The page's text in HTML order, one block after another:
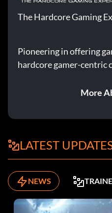
The Hardcore Gaming
Pioneering in offering
hardcore gamer-centric
More
LATEST
NEWS